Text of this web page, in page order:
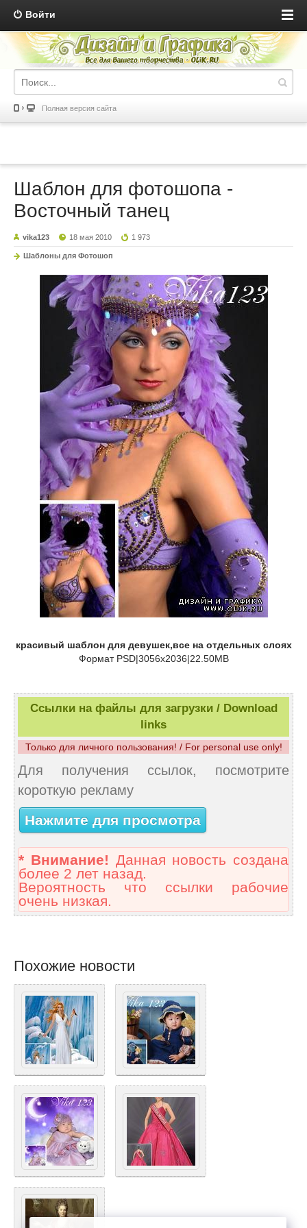
Войти
Полная версия сайта
Шаблон для фотошопа -
Восточный танец
vika123 18 мая 2010 1 973
Шаблоны для Фотошоп
красивый шаблон для девушек,все на отдельных слоях
Формат PSD|3056x2036|22.50MB
Ссылки на файлы для загрузки / Download
links
Только для личного пользования! / For personal use only!
Для получения ссылок, посмотрите
короткую рекламу
Нажмите для просмотра
* Внимание! Данная новость создана
более 2 лет назад.
Вероятность что ссылки рабочие
очень низкая.
Похожие новости